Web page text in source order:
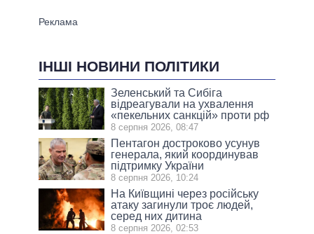
ІНШІ НОВИНИ ПОЛІТИКИ
Зеленський та Сибіга
відреагували на ухвалення
«пекельних санкцій» проти рф
8 серпня 2026, 08:47
Пентагон достроково усунув
генерала, який координував
підтримку України
8 серпня 2026, 10:24
На Київщині через російську
атаку загинули троє людей,
серед них дитина
8 серпня 2026, 02:53